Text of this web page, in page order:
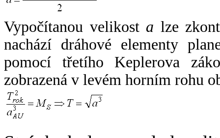
Vypočítanou velikost a lze
nachází dráhové elementy
pomocí třetího Keplerova
zobrazená v levém horním rohu